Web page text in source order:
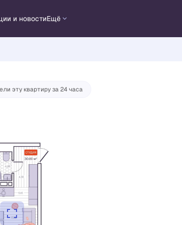
и новостиЕщё
от 22 235 руб./мес.
эту квартиру за 24 часа